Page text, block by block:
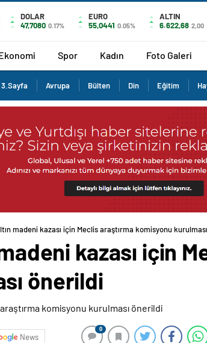
DOLAR
47,7080 0.17%
EURO
55,0441 0.05%
ALTIN
6.622,68 2,00
Spor Kadın Foto Galeri
3.Sayfa Avrupa Bülten Din Eğitim
madeni kazası için Meclis araştırma komisyonu
kazası için
önerildi
News
0